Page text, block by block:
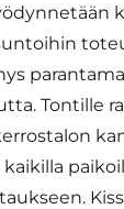
Tontille
kaikilla